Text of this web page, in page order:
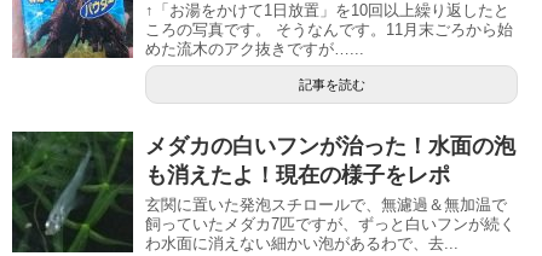
↑「お湯をかけて1日放置」を10回以上繰り返したと
ころの写真です。 そうなんです。11月末ごろから始
めた流木のアク抜きですが…...
記事を読む
メダカの白いフンが治った！水面の泡
も消えたよ！現在の様子をレポ
玄関に置いた発泡スチロールで、無濾過＆無加温で
飼っていたメダカ7匹ですが、ずっと白いフンが続く
わ水面に消えない細かい泡があるわで、去...